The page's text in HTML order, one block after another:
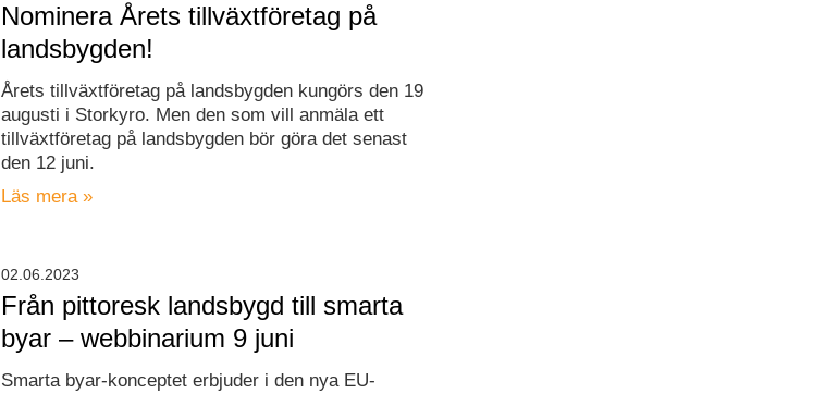
Nominera Årets tillväxtföretag på
landsbygden!
Årets tillväxtföretag på landsbygden kungörs den 19
augusti i Storkyro. Men den som vill anmäla ett
tillväxtföretag på landsbygden bör göra det senast
den 12 juni.
Läs mera »
Från pittoresk landsbygd till smarta
byar – webbinarium 9 juni
Smarta byar-konceptet erbjuder i den nya EU-
02.06.2023